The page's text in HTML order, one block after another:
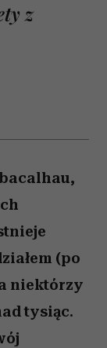
z
(po
niektórzy
tysiąc.